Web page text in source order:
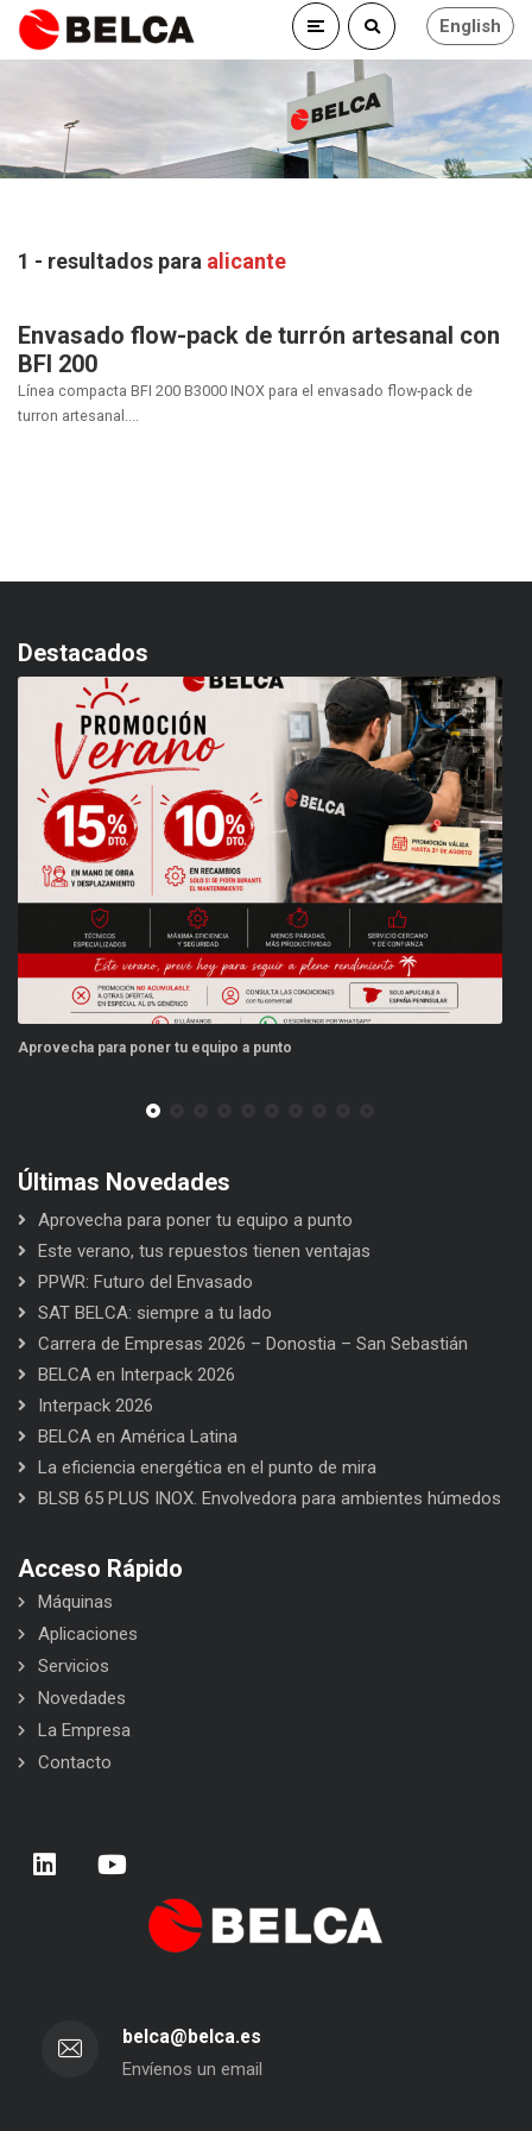
English
1 - resultados para alicante
Envasado flow-pack de turrón artesanal con
BFI 200
Línea compacta BFI 200 B3000 INOX para el envasado flow-pack de
turron artesanal....
Destacados
para poner tu equipo a punto
Últimas Novedades
Aprovecha para poner tu equipo a punto
Este verano, tus repuestos tienen ventajas
PPWR: Futuro del Envasado
SAT BELCA: siempre a tu lado
Carrera de Empresas 2026 – Donostia – San Sebastián
BELCA en Interpack 2026
Interpack 2026
BELCA en América Latina
La eficiencia energética en el punto de mira
BLSB 65 PLUS INOX. Envolvedora para ambientes húmedos
Acceso Rápido
Máquinas
Aplicaciones
Servicios
Novedades
La Empresa
Contacto
belca@belca.es
Envíenos un email